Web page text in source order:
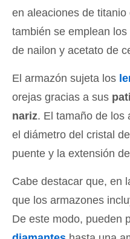
en aleaciones de
también se emplean
de nailon y acetato de
El armazón sujeta los
orejas gracias a sus
nariz. El tamaño de los
el diámetro del cristal
puente y la extensión
Cabe destacar que, en
que los armazones
De este modo, pueden